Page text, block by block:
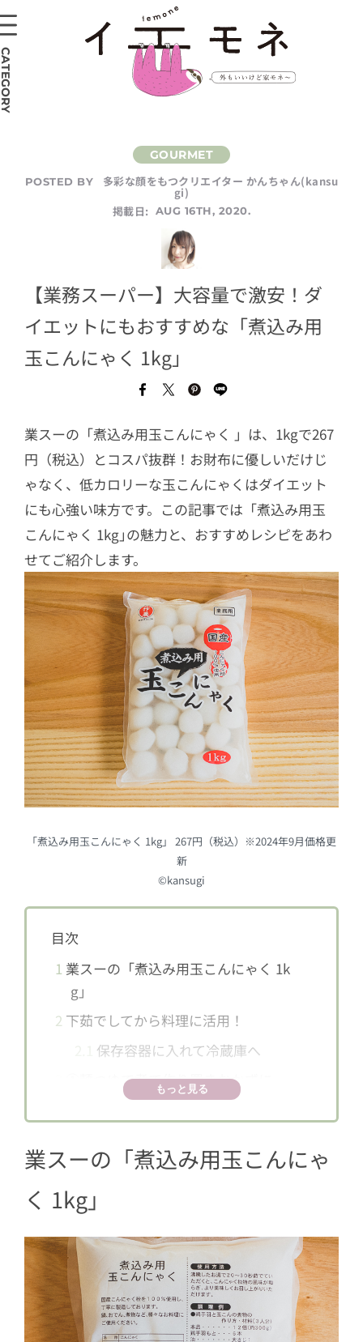
POSTED BY 多彩な顔をもつクリエイター かんちゃん(kansu
gi)
掲載日:
AUG 16TH, 2020.
【業務スーパー】大容量で激安！ダ
イエットにもおすすめな「煮込み用
玉こんにゃく 1kg」
業スーの「煮込み用玉こんにゃく 」は、1kgで267
円（税込）とコスパ抜群！お財布に優しいだけじ
ゃなく、低カロリーな玉こんにゃくはダイエット
にも心強い味方です。この記事では「煮込み用玉
こんにゃく 1kg｣の魅力と、おすすめレシピをあわ
せてご紹介します。
「煮込み用玉こんにゃく 1kg」 267円（税込）※2024年9月価格更
新
©kansugi
目次
1 業スーの「煮込み用玉こんにゃく 1k
g」
2 下茹でしてから料理に活用！
保存容器に入れて冷蔵庫へ
①麺つゆで煮て作り置きおかずに
5③こんにゃくだと忘れる！豚バラ肉巻
6④意外な組み合わせ！きなこ黒蜜 玉こ
んにゃく
7まとめ〜ダイエットにもおすすめ！
もっと見る
業スーの「煮込み用玉こんにゃ
く 1kg」